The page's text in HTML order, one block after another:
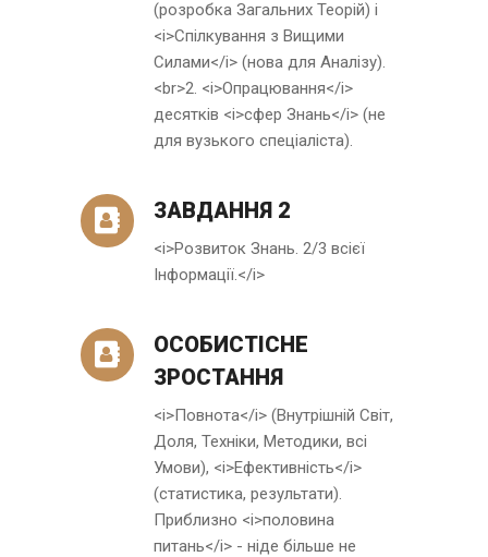
(розробка Загальних Теорій) і
<i>Спілкування з Вищими
Силами</i> (нова для Аналізу).
<br>2. <i>Опрацювання</i>
десятків <i>сфер Знань</i> (не
для вузького спеціаліста).
ЗАВДАННЯ 2
<i>Розвиток Знань. 2/3 всієї
Інформації.</i>
ОСОБИСТІСНЕ
ЗРОСТАННЯ
<i>Повнота</i> (Внутрішній Світ,
Доля, Техніки, Методики, всі
Умови), <i>Ефективність</i>
(статистика, результати).
Приблизно <i>половина
питань</i> - ніде більше не